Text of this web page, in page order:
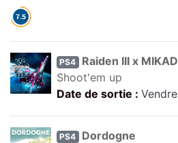
PS4
Raiden III x
Shoot'em up
Date de sortie :
PS4
Dordogne